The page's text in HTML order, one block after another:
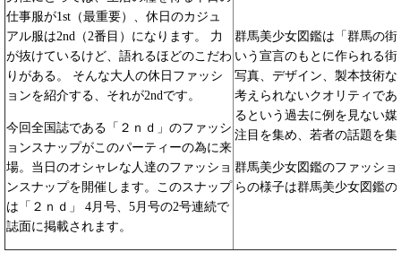
仕事服が1st（最重要）、休日のカジュ
アル服は2nd（2番目）になります。 力
が抜けているけど、語れるほどのこだわ
りがある。 そんな大人の休日ファッシ
ョンを紹介する、それが2ndです。
今回全国誌である「２ｎｄ」のファッシ
ョンスナップがこのパーティーの為に来
場。当日のオシャレな人達のファッショ
ンスナップを開催します。このスナップ
は「２ｎｄ」 4月号、5月号の2号連続で
誌面に掲載されます。
群馬美少女図鑑は「群馬の
いう宣言のもとに作られる
写真、デザイン、製本技術
考えられないクオリティで
るという過去に例を見ない
注目を集め、若者の話題を
群馬美少女図鑑のファッシ
らの様子は群馬美少女図鑑